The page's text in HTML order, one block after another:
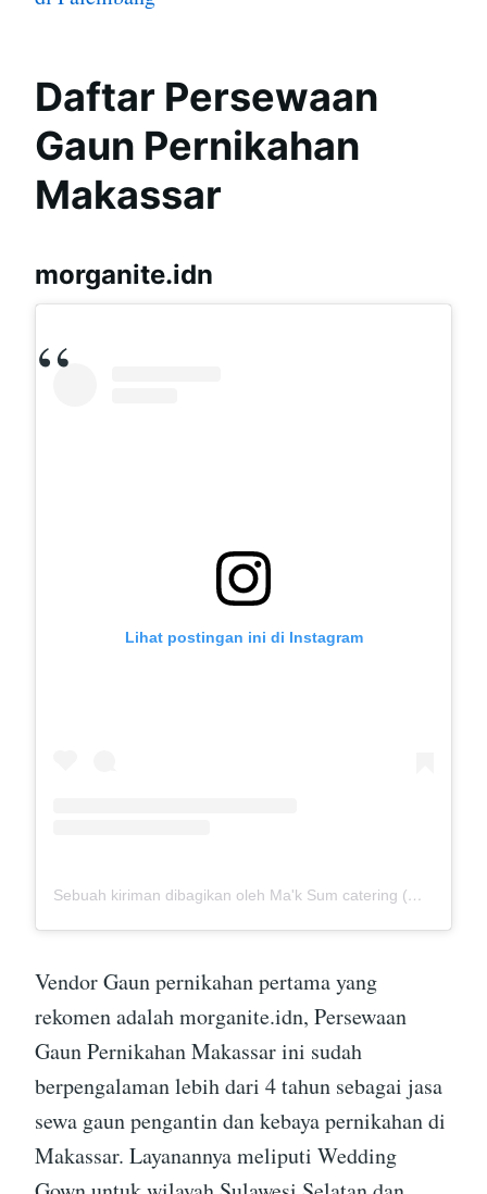
Daftar Persewaan
Gaun Pernikahan
Makassar
morganite.idn
Lihat postingan ini di Instagram
Sebuah kiriman dibagikan oleh Ma'k Sum catering (@mak_sumcatering)
Vendor Gaun pernikahan pertama yang
rekomen adalah morganite.idn, Persewaan
Gaun Pernikahan Makassar ini sudah
berpengalaman lebih dari 4 tahun sebagai jasa
sewa gaun pengantin dan kebaya pernikahan di
Makassar. Layanannya meliputi Wedding